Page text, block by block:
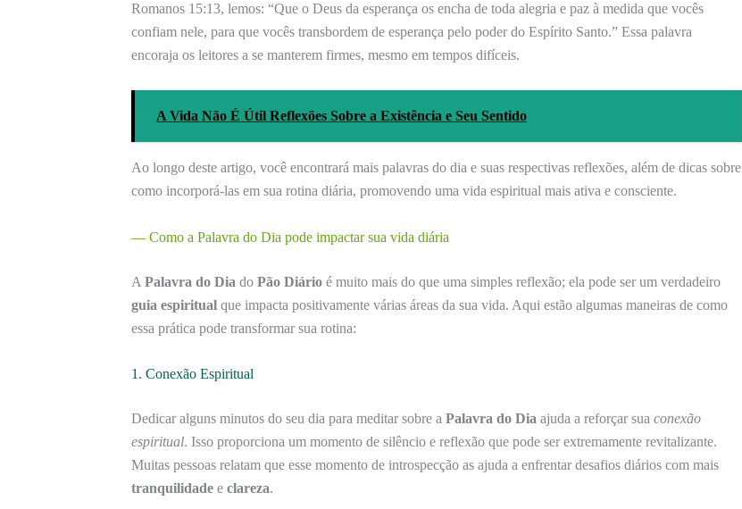
Romanos 15:13, lemos: “Que o Deus da esperança os encha de toda alegria e paz à medida que vocês
confiam nele, para que vocês transbordem de esperança pelo poder do Espírito Santo.” Essa palavra
encoraja os leitores a se manterem firmes, mesmo em tempos difíceis.
A Vida Não É Útil Reflexões Sobre a Existência e Seu Sentido
Ao longo deste artigo, você encontrará mais palavras do dia e suas respectivas reflexões, além de dicas sobre
como incorporá-las em sua rotina diária, promovendo uma vida espiritual mais ativa e consciente.
— Como a Palavra do Dia pode impactar sua vida diária
A Palavra do Dia do Pão Diário é muito mais do que uma simples reflexão; ela pode ser um verdadeiro
guia espiritual que impacta positivamente várias áreas da sua vida. Aqui estão algumas maneiras de como
essa prática pode transformar sua rotina:
1. Conexão Espiritual
Dedicar alguns minutos do seu dia para meditar sobre a Palavra do Dia ajuda a reforçar sua conexão
espiritual. Isso proporciona um momento de silêncio e reflexão que pode ser extremamente revitalizante.
Muitas pessoas relatam que esse momento de introspecção as ajuda a enfrentar desafios diários com mais
tranquilidade e clareza.